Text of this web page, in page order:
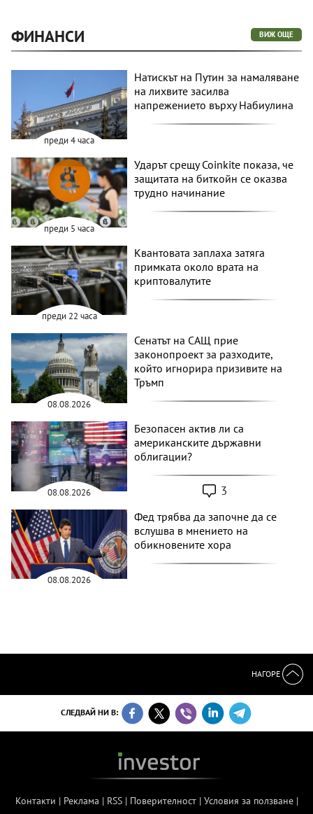
ФИНАНСИ ВИЖ ОЩЕ
преди 4 часа
Натискът на Путин за намаляване
на лихвите засилва
напрежението върху Набиулина
преди 5 часа
Ударът срещу Coinkite показа, че
защитата на биткойн се оказва
трудно начинание
преди 22 часа
Квантовата заплаха затяга
примката около врата на
криптовалутите
08.08.2026
Сенатът на САЩ прие
законопроект за разходите,
който игнорира призивите на
Тръмп
08.08.2026
Безопасен актив ли са
американските държавни
облигации?
3
08.08.2026
Фед трябва да започне да се
вслушва в мнението на
обикновените хора
НАГОРЕ
СЛЕДВАЙ НИ В:
Контакти | Реклама | RSS| Поверителност| Условия за ползване|